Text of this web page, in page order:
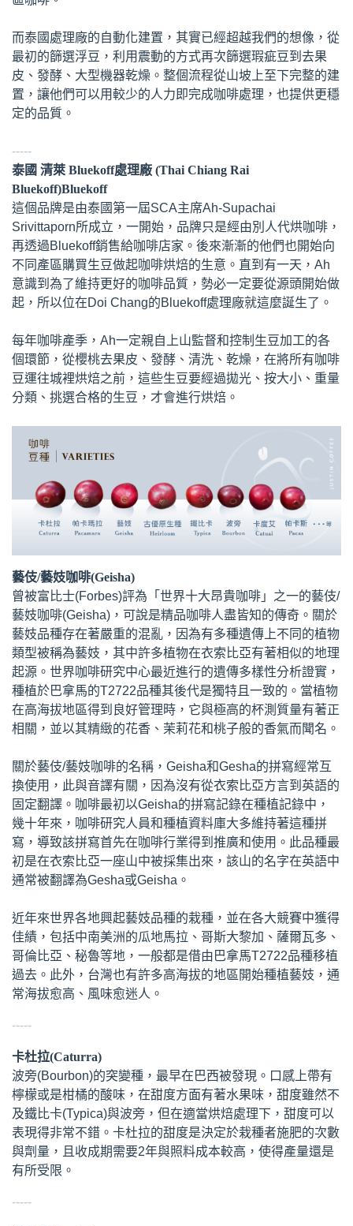
而泰國處理廠的自動化建置，其實已經超越我們的想像，從
最初的篩選浮豆，利用震動的方式再次篩選瑕疵豆到去果
皮、發酵、大型機器乾燥。整個流程從山坡上至下完整的建
置，讓他們可以用較少的人力即完成咖啡處理，也提供更穩
定的品質。
-----
泰國 清萊 Bluekoff處理廠 (Thai Chiang Rai
Bluekoff)Bluekoff
這個品牌是由泰國第一屆SCA主席Ah-Supachai
Srivittaporn所成立，一開始，品牌只是經由別人代烘咖啡，
再透過Bluekoff銷售給咖啡店家。後來漸漸的他們也開始向
不同產區購買生豆做起咖啡烘焙的生意。直到有一天，Ah
意識到為了維持更好的咖啡品質，勢必一定要從源頭開始做
起，所以位在Doi Chang的Bluekoff處理廠就這麼誕生了。
每年咖啡產季，Ah一定親自上山監督和控制生豆加工的各
個環節，從櫻桃去果皮、發酵、清洗、乾燥，在將所有咖啡
豆運往城裡烘焙之前，這些生豆要經過拋光、按大小、重量
分類、挑選合格的生豆，才會進行烘焙。
藝伎/藝妓咖啡(Geisha)
曾被富比士(Forbes)評為「世界十大昂貴咖啡」之一的藝伎/
藝妓咖啡(Geisha)，可說是精品咖啡人盡皆知的傳奇。關於
藝妓品種存在著嚴重的混亂，因為有多種遺傳上不同的植物
類型被稱為藝妓，其中許多植物在衣索比亞有著相似的地理
起源。世界咖啡研究中心最近進行的遺傳多樣性分析證實，
種植於巴拿馬的T2722品種其後代是獨特且一致的。當植物
在高海拔地區得到良好管理時，它與極高的杯測質量有著正
相關，並以其精緻的花香、茉莉花和桃子般的香氣而聞名。
關於藝伎/藝妓咖啡的名稱，Geisha和Gesha的拼寫經常互
換使用，此與音譯有關，因為沒有從衣索比亞方言到英語的
固定翻譯。咖啡最初以Geisha的拼寫記錄在種植記錄中，
幾十年來，咖啡研究人員和種植資料庫大多維持著這種拼
寫，導致該拼寫首先在咖啡行業得到推廣和使用。此品種最
初是在衣索比亞一座山中被採集出來，該山的名字在英語中
通常被翻譯為Gesha或Geisha。
近年來世界各地興起藝妓品種的栽種，並在各大競賽中獲得
佳績，包括中南美洲的瓜地馬拉、哥斯大黎加、薩爾瓦多、
哥倫比亞、秘魯等地，一般都是借由巴拿馬T2722品種移植
過去。此外，台灣也有許多高海拔的地區開始種植藝妓，通
常海拔愈高、風味愈迷人。
-----
卡杜拉(Caturra)
波旁(Bourbon)的突變種，最早在巴西被發現。口感上帶有
檸檬或是柑橘的酸味，在甜度方面有著水果味，甜度雖然不
及鐵比卡(Typica)與波旁，但在適當烘焙處理下，甜度可以
表現得非常不錯。卡杜拉的甜度是決定於栽種者施肥的次數
與劑量，且收成期需要2年與照料成本較高，使得產量還是
有所受限。
-----